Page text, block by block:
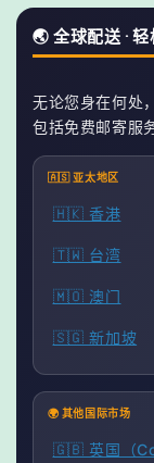
🌏 全球配送 ·
无论您身在何处
包括免费邮寄服
🇦🇸 亚太地区
🇭🇰 香港
🇹🇼 台湾
🇲🇴 澳门
🇸🇬 新加坡
🌍 其他国际市场
🇬🇧 英国（